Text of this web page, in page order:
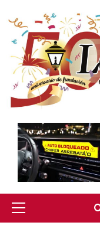
to
content
Primary